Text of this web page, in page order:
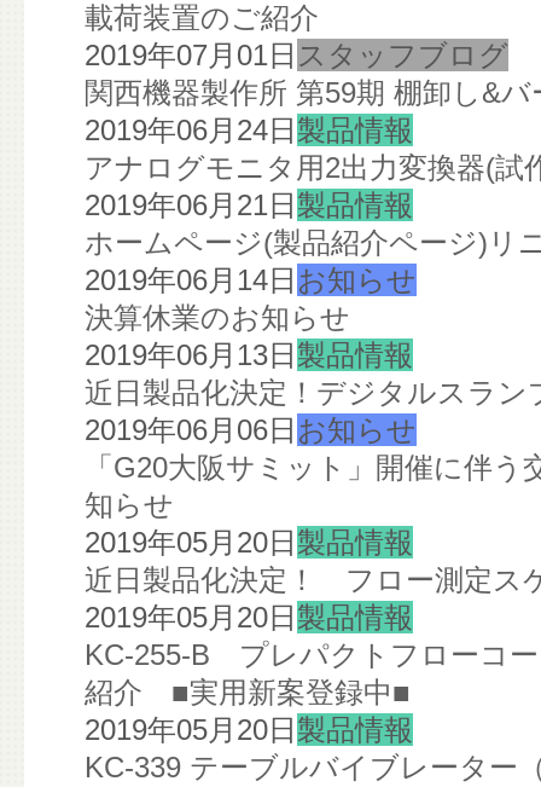
載荷装置のご紹介
2019年07月01日 スタッフブログ
関西機器製作所 第59期 棚卸し&
2019年06月24日 製品情報
アナログモニタ用2出力変換器(試
2019年06月21日 製品情報
ホームページ(製品紹介ページ)リ
2019年06月14日 お知らせ
決算休業のお知らせ
2019年06月13日 製品情報
近日製品化決定！デジタルスラン
2019年06月06日 お知らせ
「G20大阪サミット」開催に伴
知らせ
2019年05月20日 製品情報
近日製品化決定！ フロー測定ス
2019年05月20日 製品情報
KC-255-B プレパクトフローコ
紹介 ■実用新案登録中■
2019年05月20日 製品情報
KC-339 テーブルバイブレーター